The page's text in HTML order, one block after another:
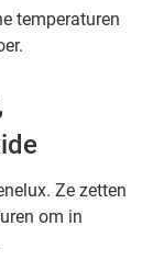
temperaturen
Ze zetten
om in